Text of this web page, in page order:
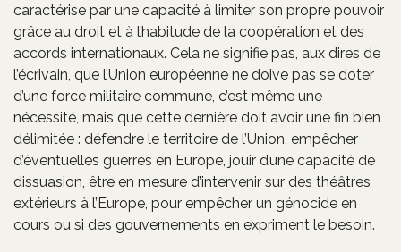
caractérise par une capacité à limiter son propre pouvoir
grâce au droit et à l’habitude de la coopération et des
accords internationaux. Cela ne signifie pas, aux dires de
l’écrivain, que l’Union européenne ne doive pas se doter
d’une force militaire commune, c’est même une
nécessité, mais que cette dernière doit avoir une fin bien
délimitée : défendre le territoire de l’Union, empêcher
d’éventuelles guerres en Europe, jouir d’une capacité de
dissuasion, être en mesure d’intervenir sur des théâtres
extérieurs à l’Europe, pour empêcher un génocide en
cours ou si des gouvernements en expriment le besoin.